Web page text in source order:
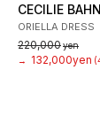
CECILIE
ORIELLA DRESS
220,000yen
→
132,000yen